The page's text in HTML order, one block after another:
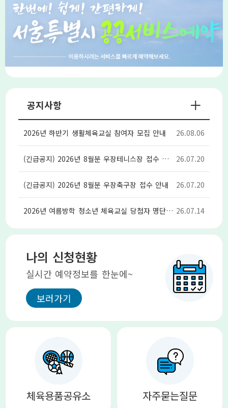
공지사항
2026년 하반기 생활체육교실 참여자 모집 안내 26.08.06
(긴급공지) 2026년 8월분 우장테니스장 접수 안내 26.07.20
(긴급공지) 2026년 8월분 우장축구장 접수 안내 26.07.20
2026년 여름방학 청소년 체육교실 당첨자 명단 및 운영장소 안내 26.07.14
나의 신청현황
실시간 예약정보를 한눈에~
체육용품공유소 자주묻는질문